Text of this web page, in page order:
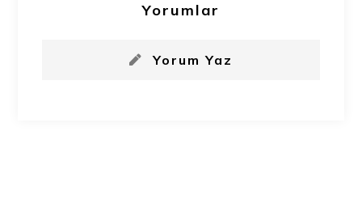
Yorumlar
Yorum Yaz